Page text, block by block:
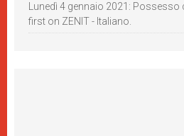
Lunedì 4 gennaio 2021:
first on ZENIT - Italiano.